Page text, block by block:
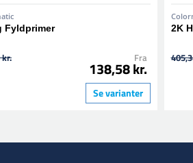
Fyldprimer
Fra
138,58 kr.
Se varianter
2K